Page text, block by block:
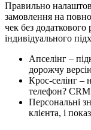
Правильно
замовлення на
чек без
індивідуального
Апселінг –
дорожчу
Крос-селінг –
телефон? CRM
Персональні
клієнта, і